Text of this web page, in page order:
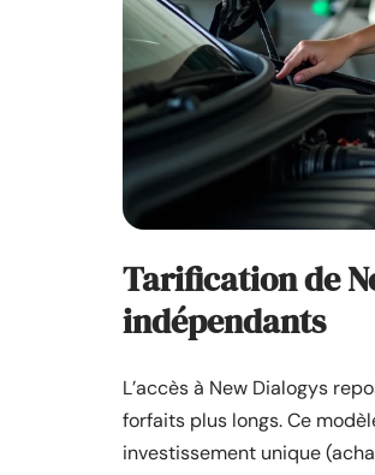
Tarification de
indépendants
L’accès à New Dialogys
forfaits plus longs. Ce
investissement unique